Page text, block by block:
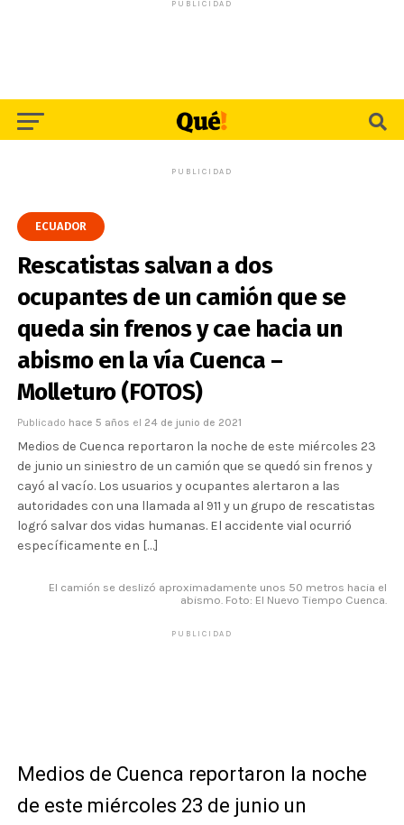
PUBLICIDAD
PUBLICIDAD
ECUADOR
Rescatistas salvan a dos
ocupantes de un camión que se
queda sin frenos y cae hacia un
abismo en la vía Cuenca –
Molleturo (FOTOS)
Publicado hace 5 años el 24 de junio de 2021
Medios de Cuenca reportaron la noche de este miércoles 23
de junio un siniestro de un camión que se quedó sin frenos y
cayó al vacío. Los usuarios y ocupantes alertaron a las
autoridades con una llamada al 911 y un grupo de rescatistas
logró salvar dos vidas humanas. El accidente vial ocurrió
específicamente en […]
El camión se deslizó aproximadamente unos 50 metros hacia el
abismo. Foto: El Nuevo Tiempo Cuenca.
PUBLICIDAD
Medios de Cuenca reportaron la noche
de este miércoles 23 de junio un